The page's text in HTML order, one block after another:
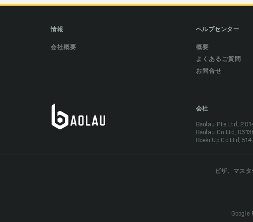
情報
会社概要
ヘルプセンター
概要
よくあるご質問
お問合せ
会社
Baolau Pte Ltd,
Baolau Co Ltd,
Boeki Up Co Ltd,
ビザ、マス
Google